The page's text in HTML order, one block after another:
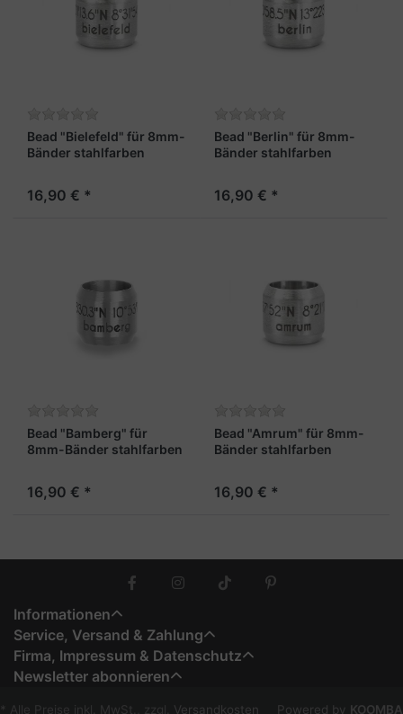
Bead "Bielefeld" für 8mm-
Bänder stahlfarben
16,90 € *
Bead "Berlin" für 8mm-
Bänder stahlfarben
16,90 € *
Bead "Bamberg" für
8mm-Bänder stahlfarben
16,90 € *
Bead "Amrum" für 8mm-
Bänder stahlfarben
16,90 € *
Informationen
Service, Versand & Zahlung
Firma, Impressum & Datenschutz
Newsletter abonnieren
* Alle Preise inkl. MwSt., zzgl. Versandkosten Powered by KOOMBA